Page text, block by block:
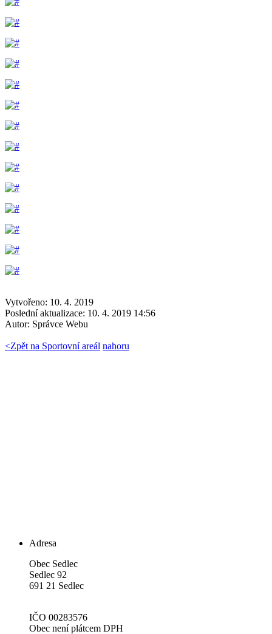
Vytvořeno: 10. 4. 2019
Poslední aktualizace: 10. 4. 2019 14:56
Autor: Správce Webu
<Zpět na Sportovní areál nahoru
Adresa
Obec Sedlec
Sedlec 92
691 21 Sedlec
IČO 00283576
Obec není plátcem DPH